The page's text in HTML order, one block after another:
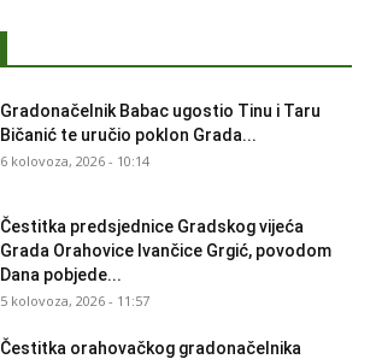
Gradonačelnik Babac ugostio Tinu i Taru
Bičanić te uručio poklon Grada...
6 kolovoza, 2026 - 10:14
Čestitka predsjednice Gradskog vijeća
Grada Orahovice Ivančice Grgić, povodom
Dana pobjede...
5 kolovoza, 2026 - 11:57
Čestitka orahovačkog gradonačelnika